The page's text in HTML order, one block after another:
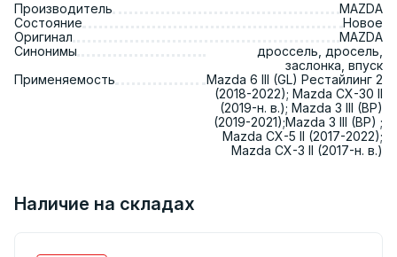
Производитель
MAZDA
Состояние
Новое
Оригинал
MAZDA
Синонимы
дроссель, дросель,
заслонка, впуск
Применяемость
Mazda 6 III (GL) Рестайлинг 2
(2018-2022); Mazda CX-30 II
(2019-н. в.); Mazda 3 III (BP)
(2019-2021);Mazda 3 III (BP) ;
Mazda CX-5 II (2017-2022);
Mazda CX-3 II (2017-н. в.)
Наличие на складах